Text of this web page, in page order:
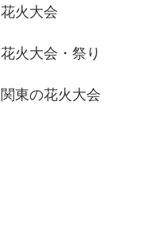
花火大会
花火大会・祭り
関東の花火大会